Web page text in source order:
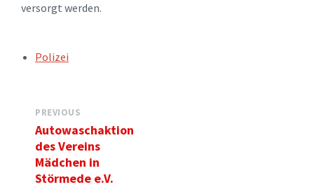
versorgt werden.
TAGS:Polizei
PREVIOUS
Autowaschaktion
des Vereins
Mädchen in
Störmede e.V.